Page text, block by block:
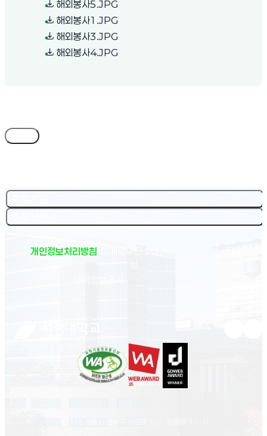
해외봉사5.JPG
해외봉사1.JPG
해외봉사3.JPG
해외봉사4.JPG
개인정보처리방침